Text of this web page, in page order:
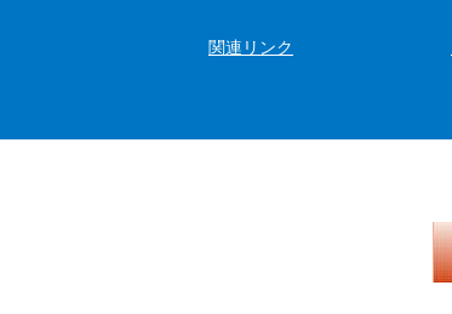
関連リンク